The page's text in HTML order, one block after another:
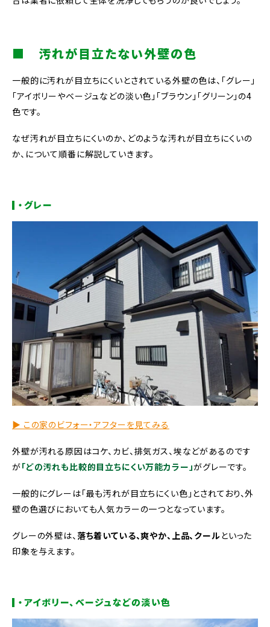
■ 汚れが目立たない外壁の色
一般的に汚れが目立ちにくいとされている外壁の色は、「グレー」
「アイボリーやベージュなどの淡い色」「ブラウン」「グリーン」の4
色です。
なぜ汚れが目立ちにくいのか、どのような汚れが目立ちにくいの
か、について順番に解説していきます。
・グレー
▶︎ この家のビフォー・アフターを見てみる
外壁が汚れる原因はコケ、カビ、排気ガス、埃などがあるのです
が「どの汚れも比較的目立ちにくい万能カラー」がグレーです。
一般的にグレーは「最も汚れが目立ちにくい色」とされており、外
壁の色選びにおいても人気カラーの一つとなっています。
グレーの外壁は、 落ち着いている、爽やか、上品、クールといった
印象を与えます。
・アイボリー、ベージュなどの淡い色